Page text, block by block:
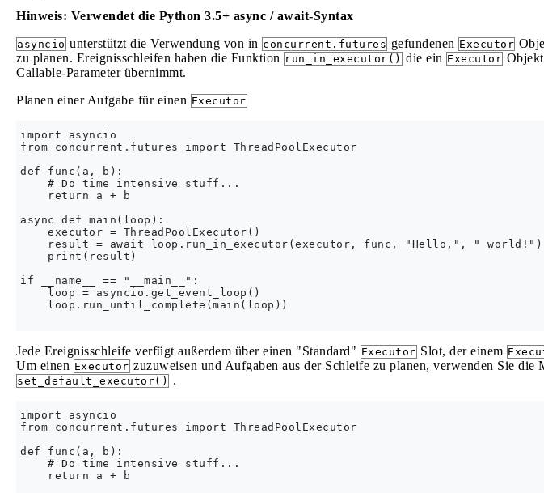
Hinweis: Verwendet die Python 3.5+ async / await-Syntax
asyncio unterstützt die Verwendung von in concurrent.futures gefundenen Executor
zu planen. Ereignisschleifen haben die Funktion run_in_executor() die ein Executor
Callable-Parameter übernimmt.
Planen einer Aufgabe für einen Executor
import asyncio
from concurrent.futures import ThreadPoolExecutor
def func(a, b):
    # Do time intensive stuff...
    return a + b
async def main(loop):
    executor = ThreadPoolExecutor()
    result = await loop.run_in_executor(executor, func, "Hello,", " world!")
    print(result)
if __name__ == "__main__":
    loop = asyncio.get_event_loop()
    loop.run_until_complete(main(loop))
Jede Ereignisschleife verfügt außerdem über einen "Standard" Executor Slot, der einem
Um einen Executor zuzuweisen und Aufgaben aus der Schleife zu planen, verwenden Sie die
set_default_executor() .
import asyncio
from concurrent.futures import ThreadPoolExecutor
def func(a, b):
    # Do time intensive stuff...
    return a + b